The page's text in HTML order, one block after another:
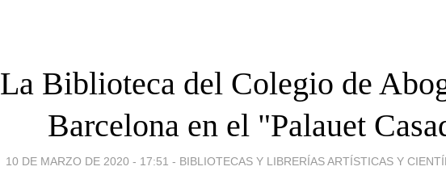
La Biblioteca del Colegio de
Barcelona en el "Palauet
10 DE MARZO DE 2020 - 17:51 - BIBLIOTECAS Y LIBRERÍAS ARTÍSTICAS Y